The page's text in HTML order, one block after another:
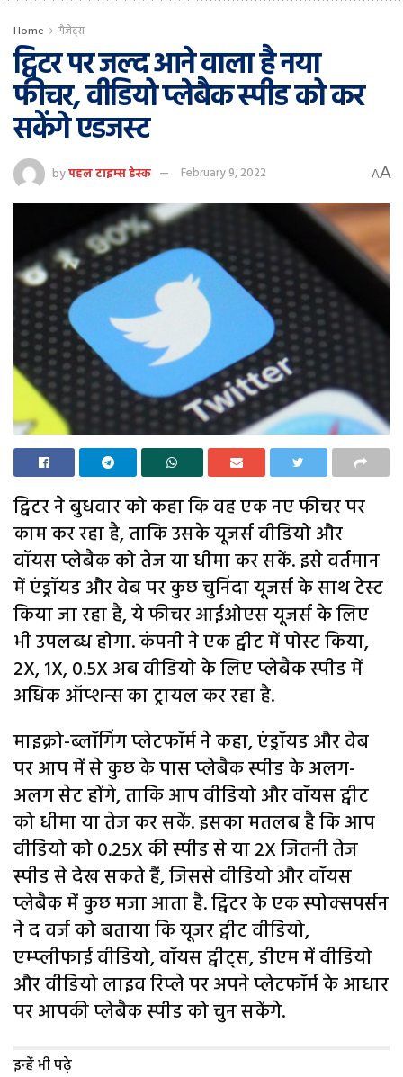
Home गैजेट्स
ट्विटर पर जल्द आने वाला है नया
फीचर, वीडियो प्लेबैक स्पीड को कर
सकेंगे एडजस्ट
byपहल टाइम्स डेस्क February 9, 2022 AA
ट्विटर ने बुधवार को कहा कि वह एक नए फीचर पर
काम कर रहा है, ताकि उसके यूजर्स वीडियो और
वॉयस प्लेबैक को तेज या धीमा कर सकें. इसे वर्तमान
में एंड्रॉयड और वेब पर कुछ चुनिंदा यूजर्स के साथ टेस्ट
किया जा रहा है, ये फीचर आईओएस यूजर्स के लिए
भी उपलब्ध होगा. कंपनी ने एक ट्वीट में पोस्ट किया,
2X, 1X, 0.5X अब वीडियो के लिए प्लेबैक स्पीड में
अधिक ऑप्शन्स का ट्रायल कर रहा है.
माइक्रो-ब्लॉगिंग प्लेटफॉर्म ने कहा, एंड्रॉयड और वेब
पर आप में से कुछ के पास प्लेबैक स्पीड के अलग-
अलग सेट होंगे, ताकि आप वीडियो और वॉयस ट्वीट
को धीमा या तेज कर सकें. इसका मतलब है कि आप
वीडियो को 0.25X की स्पीड से या 2X जितनी तेज
स्पीड से देख सकते हैं, जिससे वीडियो और वॉयस
प्लेबैक में कुछ मजा आता है. ट्विटर के एक स्पोक्सपर्सन
ने द वर्ज को बताया कि यूजर ट्वीट वीडियो,
एम्प्लीफाई वीडियो, वॉयस ट्वीट्स, डीएम में वीडियो
और वीडियो लाइव रिप्ले पर अपने प्लेटफॉर्म के आधार
पर आपकी प्लेबैक स्पीड को चुन सकेंगे.
इन्हें भी पढ़े